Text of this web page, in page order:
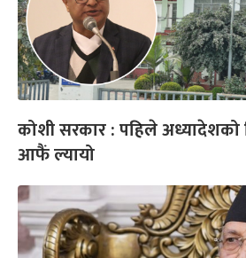
कोशी सरकार : पहिले अध्यादेशको
आफैं ल्यायो